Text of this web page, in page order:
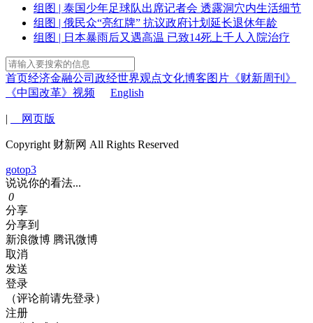
组图 | 泰国少年足球队出席记者会 透露洞穴内生活细节
组图 | 俄民众“亮红牌” 抗议政府计划延长退休年龄
组图 | 日本暴雨后又遇高温 已致14死上千人入院治疗
首页经济金融公司 政经世界观点文化博客图片 《财新周刊》
《中国改革》 视频 English
| 网页版
Copyright 财新网 All Rights Reserved
gotop3
说说你的看法...
0
分享
分享到
新浪微博 腾讯微博
取消
发送
登录
（评论前请先登录）
注册